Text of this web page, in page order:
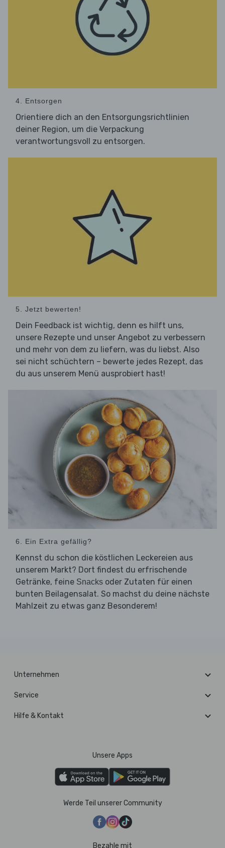
4. Entsorgen
Orientiere dich an den Entsorgungsrichtlinien
deiner Region, um die Verpackung
verantwortungsvoll zu entsorgen.
5. Jetzt bewerten!
Dein Feedback ist wichtig, denn es hilft uns,
unsere Rezepte und unser Angebot zu verbessern
und mehr von dem zu liefern, was du liebst. Also
sei nicht schüchtern – bewerte jedes Rezept, das
du aus unserem Menü ausprobiert hast!
6. Ein Extra gefällig?
Kennst du schon die köstlichen Leckereien aus
unserem Markt? Dort findest du erfrischende
Getränke, feine Snacks oder Zutaten für einen
bunten Beilagensalat. So machst du deine nächste
Mahlzeit zu etwas ganz Besonderem!
Unternehmen
Service
Hilfe & Kontakt
Unsere Apps
Werde Teil unserer Community
Bezahle mit